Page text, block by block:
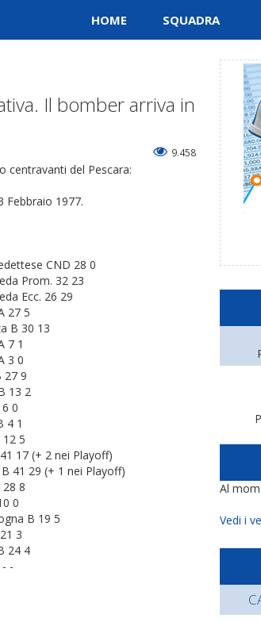
HOME SQUADRA
Il bomber arriva in
9.458
centravanti del Pescara:
Febbraio 1977.
CND 28 0
Prom. 32 23
Ecc. 26 29
27 5
B 30 13
7 1
3 0
27 9
13 2
0
4 1
12 5
17 (+ 2 nei Playoff)
41 29 (+ 1 nei Playoff)
8
0
B 19 5
3
24 4
-
Al
Vedi i